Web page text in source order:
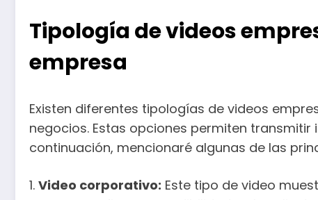
Tipología de videos
empresa
Existen diferentes tipologías de videos
negocios. Estas opciones permiten
continuación, mencionaré algunas de las
1. Video corporativo: Este tipo de video